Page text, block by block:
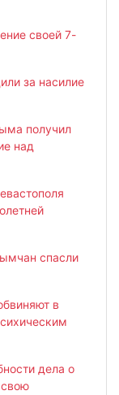
своей 7-
за насилие
получил
над
спасли
в
дела о
свою